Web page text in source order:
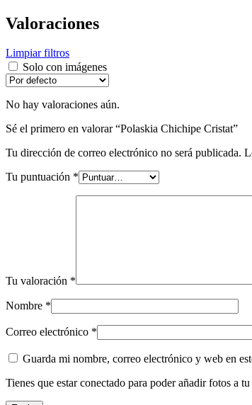
Valoraciones
Limpiar filtros
Solo con imágenes
No hay valoraciones aún.
Sé el primero en valorar “Polaskia Chichipe Cristat”
Tu dirección de correo electrónico no será publicada.
Tu puntuación *
Tu valoración *
Nombre *
Correo electrónico *
Guarda mi nombre, correo electrónico y web en
Tienes que estar conectado para poder añadir fotos a